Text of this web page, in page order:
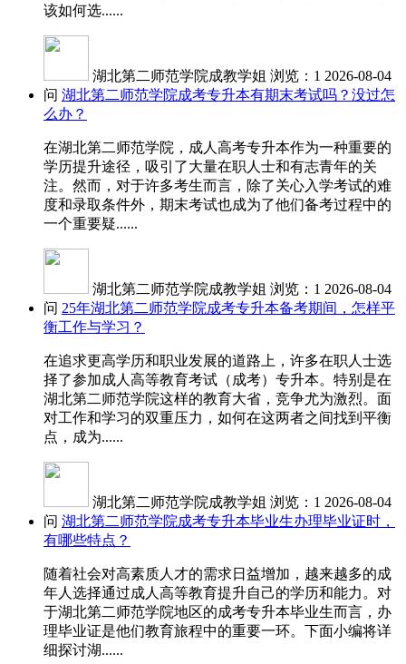
该如何选......
湖北第二师范学院成教学姐 浏览：1 2026-08-04
问 湖北第二师范学院成考专升本有期末考试吗？没过怎
么办？
在湖北第二师范学院，成人高考专升本作为一种重要的
学历提升途径，吸引了大量在职人士和有志青年的关
注。然而，对于许多考生而言，除了关心入学考试的难
度和录取条件外，期末考试也成为了他们备考过程中的
一个重要疑......
湖北第二师范学院成教学姐 浏览：1 2026-08-04
问 25年湖北第二师范学院成考专升本备考期间，怎样平
衡工作与学习？
在追求更高学历和职业发展的道路上，许多在职人士选
择了参加成人高等教育考试（成考）专升本。特别是在
湖北第二师范学院这样的教育大省，竞争尤为激烈。面
对工作和学习的双重压力，如何在这两者之间找到平衡
点，成为......
湖北第二师范学院成教学姐 浏览：1 2026-08-04
问 湖北第二师范学院成考专升本毕业生办理毕业证时，
有哪些特点？
随着社会对高素质人才的需求日益增加，越来越多的成
年人选择通过成人高等教育提升自己的学历和能力。对
于湖北第二师范学院地区的成考专升本毕业生而言，办
理毕业证是他们教育旅程中的重要一环。下面小编将详
细探讨湖......